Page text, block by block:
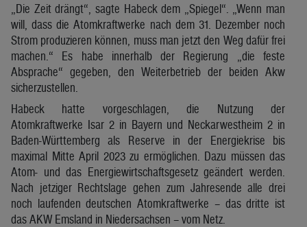
„Die Zeit drängt“, sagte Habeck dem „Spiegel“. „Wenn man
will, dass die Atomkraftwerke nach dem 31. Dezember noch
Strom produzieren können, muss man jetzt den Weg dafür frei
machen.“ Es habe innerhalb der Regierung „die feste
Absprache“ gegeben, den Weiterbetrieb der beiden Akw
sicherzustellen.
Habeck hatte vorgeschlagen, die Nutzung der
Atomkraftwerke Isar 2 in Bayern und Neckarwestheim 2 in
Baden-Württemberg als Reserve in der Energiekrise bis
maximal Mitte April 2023 zu ermöglichen. Dazu müssen das
Atom- und das Energiewirtschaftsgesetz geändert werden.
Nach jetziger Rechtslage gehen zum Jahresende alle drei
noch laufenden deutschen Atomkraftwerke – das dritte ist
das AKW Emsland in Niedersachsen – vom Netz.